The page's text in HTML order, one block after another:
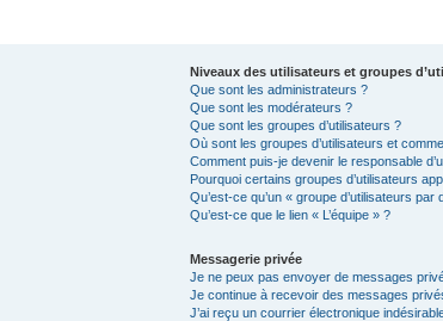
Niveaux des utilisateurs et groupes
Que sont les administrateurs ?
Que sont les modérateurs ?
Que sont les groupes d’utilisateurs ?
Où sont les groupes d’utilisateurs et
Comment puis-je devenir le responsable
Pourquoi certains groupes d’utilisateurs
Qu’est-ce qu’un « groupe d’utilisateurs par
Qu’est-ce que le lien « L’équipe » ?
Messagerie privée
Je ne peux pas envoyer de messages
Je continue à recevoir des messages
J’ai reçu un courrier électronique